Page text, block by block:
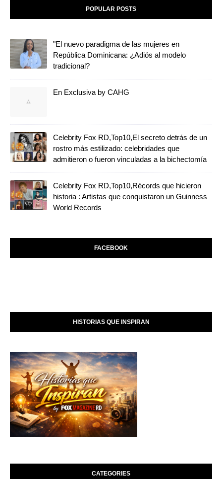
POPULAR POSTS
"El nuevo paradigma de las mujeres en
República Dominicana: ¿Adiós al modelo
tradicional?
En Exclusiva by CAHG
Celebrity Fox RD,Top10,El secreto detrás de un
rostro más estilizado: celebridades que
admitieron o fueron vinculadas a la bichectomía
Celebrity Fox RD,Top10,Récords que hicieron
historia : Artistas que conquistaron un Guinness
World Records
FACEBOOK
HISTORIAS QUE INSPIRAN
CATEGORIES